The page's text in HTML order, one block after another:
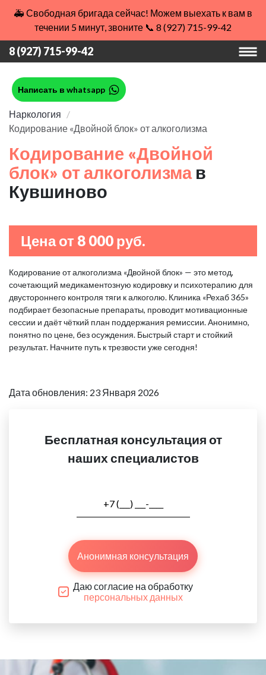
🚑 Свободная бригада сейчас! Можем выехать к вам в
течении 5 минут, звоните 📞 8 (927) 715-99-42
8 (927) 715-99-42
Написать в whatsapp
Наркология
Кодирование «Двойной блок» от алкоголизма
Кодирование «Двойной
блок» от алкоголизма в
Кувшиново
Цена от 8 000 руб.
Кодирование от алкоголизма «Двойной блок» — это метод,
сочетающий медикаментозную кодировку и психотерапию для
двустороннего контроля тяги к алкоголю. Клиника «Рехаб 365»
подбирает безопасные препараты, проводит мотивационные
сессии и даёт чёткий план поддержания ремиссии. Анонимно,
понятно по цене, без осуждения. Быстрый старт и стойкий
результат. Начните путь к трезвости уже сегодня!
Дата обновления: 23 Января 2026
Бесплатная консультация от
наших специалистов
Анонимная консультация
Даю согласие на обработку
персональных данных